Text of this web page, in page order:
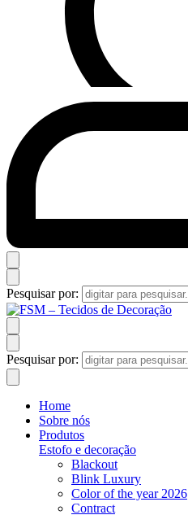
Pesquisar por:
Pesquisar por:
Home
Sobre nós
Produtos
Estofo e decoração
Blackout
Blink Luxury
Color of the year 2026
Contract